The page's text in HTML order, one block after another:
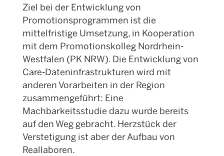
Ziel bei der Entwicklung von
Promotionsprogrammen ist die
mittelfristige Umsetzung, in Kooperation
mit dem Promotionskolleg Nordrhein-
Westfalen (PK NRW). Die Entwicklung von
Care-Dateninfrastrukturen wird mit
anderen Vorarbeiten in der Region
zusammengeführt: Eine
Machbarkeitsstudie dazu wurde bereits
auf den Weg gebracht. Herzstück der
Verstetigung ist aber der Aufbau von
Reallaboren.